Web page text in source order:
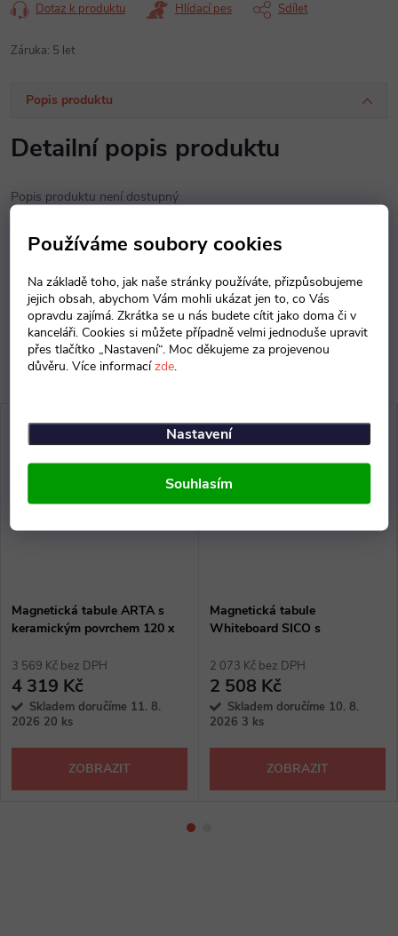
Používáme soubory cookies
Na základě toho, jak naše stránky používáte, přizpůsobujeme
jejich obsah, abychom Vám mohli ukázat jen to, co Vás
opravdu zajímá. Zkrátka se u nás budete cítit jako doma či v
kanceláři. Cookies si můžete případně velmi jednoduše upravit
přes tlačítko „Nastavení“. Moc děkujeme za projevenou
důvěru. Více informacízde.
Nastavení
Souhlasím
Dotaz k produktu Hlídací pes Sdílet
Záruka: 5 let
Popis produktu
Detailní popis produktu
Popis produktu není dostupný
Parametry produktu
Diskuse
Magnetická tabule ARTA s
keramickým povrchem 120 x
3 569 Kč bez DPH
4 319 Kč
Skladem doručíme 11. 8.
2026 20 ks
ZOBRAZIT
Magnetická tabule
Whiteboard SICO s
90 cm, bílá
2 073 Kč bez DPH
2 508 Kč
Skladem doručíme 10. 8.
2026 3 ks
ZOBRAZIT